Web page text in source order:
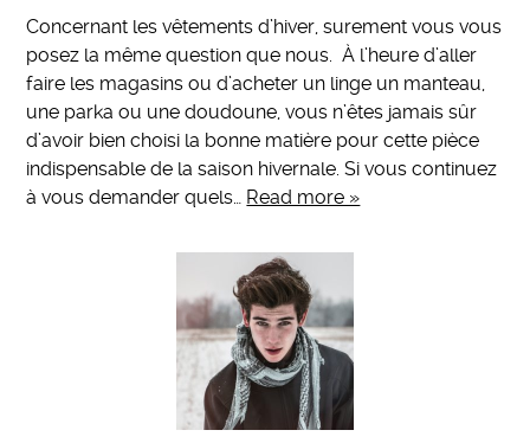
Concernant les vêtements d’hiver, surement vous vous
posez la même question que nous. À l’heure d’aller
faire les magasins ou d’acheter un linge un manteau,
une parka ou une doudoune, vous n’êtes jamais sûr
d’avoir bien choisi la bonne matière pour cette pièce
indispensable de la saison hivernale. Si vous continuez
à vous demander quels… Read more »